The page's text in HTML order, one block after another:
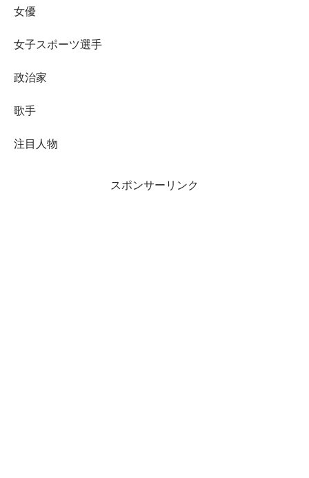
女優
女子スポーツ選手
政治家
歌手
注目人物
スポンサーリンク